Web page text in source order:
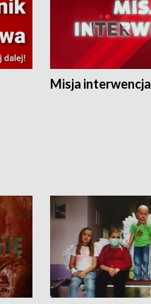
Misja interwencja